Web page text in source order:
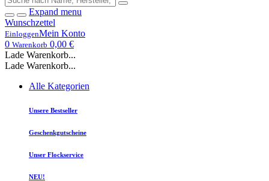
Expand menu
Wunschzettel
EinloggenMein Konto
0 Warenkorb 0,00 €
Lade Warenkorb...
Lade Warenkorb...
Alle Kategorien
Unsere Bestseller
Geschenkgutscheine
Unser Flockservice
NEU!